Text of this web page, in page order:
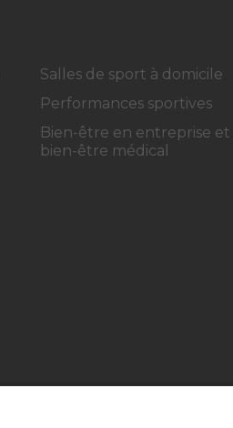
Salles de sport à domicile
Performances sportives
Bien-être en entreprise et
bien-être médical